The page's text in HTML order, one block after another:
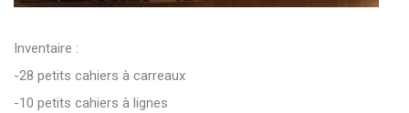
Inventaire :
-28 petits cahiers à carreaux
-10 petits cahiers à lignes